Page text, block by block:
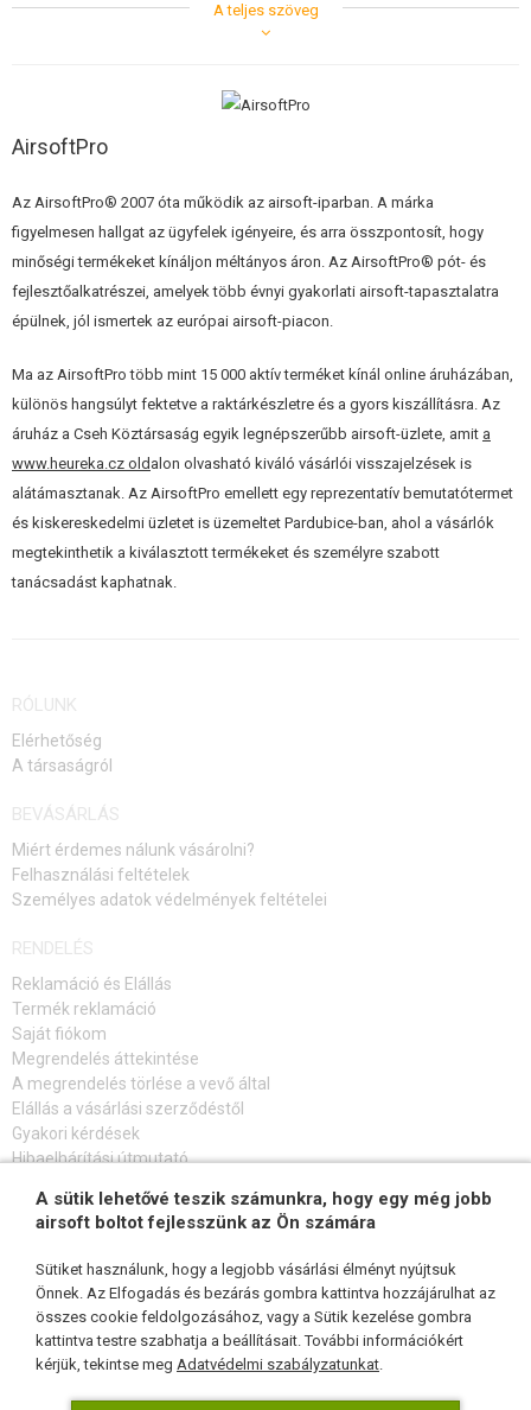
gyártják Csehországban. A varrat nélküli acélcső és a kakasoló kar acél
összeszerelés kémiailag feketített - barnított, a korrózió elleni védelem
érdekében. Mindazonáltal az alkatrészt úgy kell kezelni, mint egy igazi
Súly 180g.
A teljes szöveg
AirsoftPro
Az AirsoftPro® 2007 óta működik az airsoft-iparban. A márka
figyelmesen hallgat az ügyfelek igényeire, és arra összpontosít, hogy
minőségi termékeket kínáljon méltányos áron. Az AirsoftPro® pót- és
fejlesztőalkatrészei, amelyek több évnyi gyakorlati airsoft-tapasztalatra
épülnek, jól ismertek az európai airsoft-piacon.
Ma az AirsoftPro több mint 15 000 aktív terméket kínál online áruházában,
különös hangsúlyt fektetve a raktárkészletre és a gyors kiszállításra. Az
áruház a Cseh Köztársaság egyik legnépszerűbb airsoft-üzlete, amit a
www.heureka.cz old alon olvasható kiváló vásárlói visszajelzések is
alátámasztanak. Az AirsoftPro emellett egy reprezentatív bemutatótermet
és kiskereskedelmi üzletet is üzemeltet Pardubice-ban, ahol a vásárlók
megtekinthetik a kiválasztott termékeket és személyre szabott
tanácsadást kaphatnak.
RÓLUNK
Elérhetőség
A társaságról
BEVÁSÁRLÁS
Miért érdemes nálunk vásárolni?
Felhasználási feltételek
Személyes adatok védelmények feltételei
RENDELÉS
Reklamáció és Elállás
Termék reklamáció
Saját fiókom
Megrendelés áttekintése
A megrendelés törlése a vevő által
Elállás a vásárlási szerződéstől
Gyakori kérdések
Hibaelhárítási útmutató
FELIRATKOZÁS HÍRLEVÉLRE
KÖVESSEN MINKET
A sütik lehetővé teszik számunkra, hogy egy még jobb
airsoft boltot fejlesszünk az Ön számára
Sütiket használunk, hogy a legjobb vásárlási élményt nyújtsuk
Önnek. Az Elfogadás és bezárás gombra kattintva hozzájárulhat az
összes cookie feldolgozásához, vagy a Sütik kezelése gombra
kattintva testre szabhatja a beállításait. További információkért
kérjük, tekintse meg Adatvédelmi szabályzatunkat.